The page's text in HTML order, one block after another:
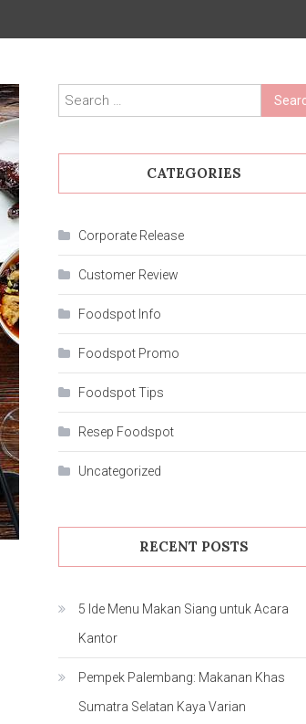
Search
for:
CATEGORIES
Corporate Release
Customer Review
Foodspot Info
Foodspot Promo
Foodspot Tips
Resep Foodspot
Uncategorized
RECENT POSTS
5 Ide Menu Makan Siang untuk Acara
Kantor
Pempek Palembang: Makanan Khas
Sumatra Selatan Kaya Varian